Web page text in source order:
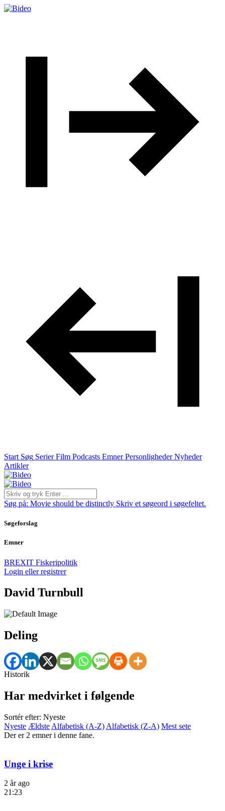
Start Søg Serier Film Podcasts Emner Personligheder Nyheder
Artikler
Søg på: Movie should be distinctly Skriv et søgeord i søgefeltet.
Søgeforslag
Emner
BREXIT Fiskeripolitik
Login eller registrer
David Turnbull
Deling
Historik
Har medvirket i følgende
Sortér efter: Nyeste
Nyeste Ældste Alfabetisk (A-Z) Alfabetisk (Z-A) Mest sete
Der er 2 emner i denne fane.
Unge i krise
2 år ago
21:23